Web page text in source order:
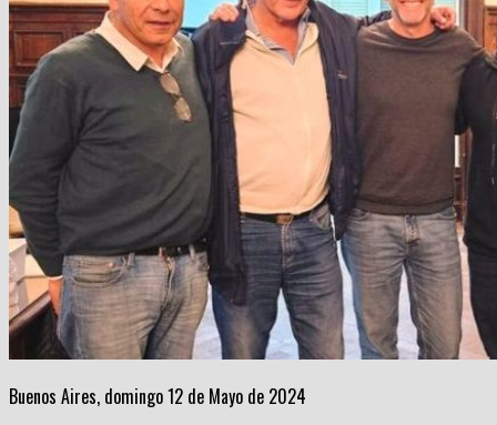
Buenos Aires, domingo 12 de Mayo de 2024